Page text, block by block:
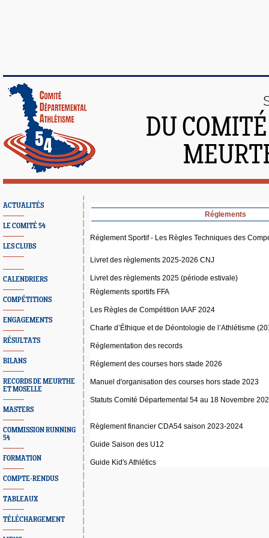
DU
ACTUALITÉS
LE COMITÉ 54
LES CLUBS
CALENDRIERS
COMPÉTITIONS
ENGAGEMENTS
RÉSULTATS
BILANS
RECORDS DE MEURTHE
ET MOSELLE
MASTERS
COMMISSION RUNNING
54
FORMATION
COMPTE-RENDUS
TABLEAUX
TÉLÉCHARGEMENT
Réglements
Réglement Sportif - Les Règles Techniques des
Livret des règlements 2025-2026 CNJ
Livret des règlements 2025 (période estivale)
Règlements sportifs FFA
Les Règles de Compétition IAAF 2024
Charte d’Éthique et de Déontologie de l’Athlétisme
Réglementation des records
Réglement des courses hors stade 2026
Manuel d'organisation des courses hors stade 2023
Statuts Comité Départemental 54 au 18 Novembre
Règlement financier CDA54 saison 2023-2024
Guide Saison des U12
Guide Kid's Athlétics